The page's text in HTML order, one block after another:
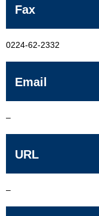
Fax
0224-62-2332
Email
–
URL
–